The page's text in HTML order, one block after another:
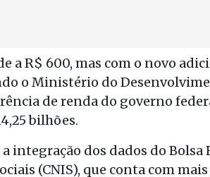
a R$ 600, mas com o novo
o Ministério do
de renda do governo
bilhões.
integração dos dados do Bolsa
(CNIS), que conta com